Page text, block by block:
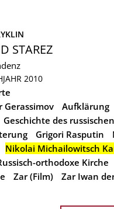
STAREZ
2010
Gerassimov
Aufklärung
Geschichte des
Grigori Rasputin
Nikolai Michailowitsch
orthodoxe Kirche
Zar (Film) Zar Iwan